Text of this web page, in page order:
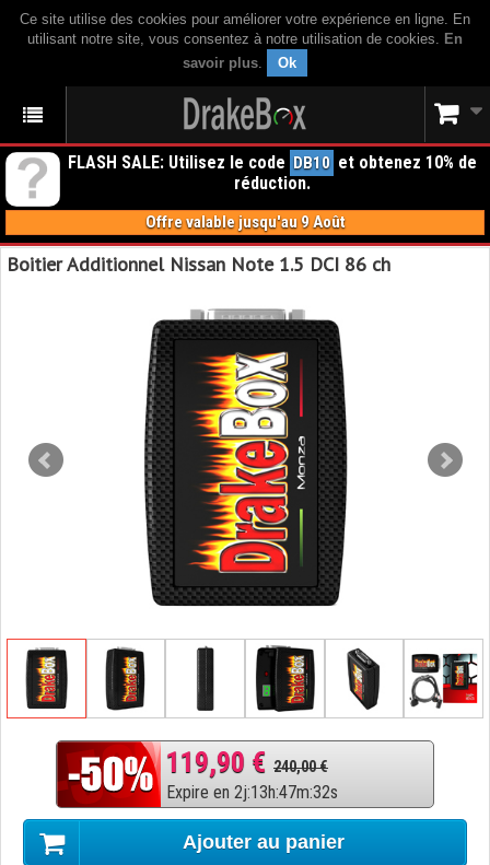
Ce site utilise des cookies pour améliorer votre expérience en ligne. En
utilisant notre site, vous consentez à notre utilisation de cookies. En
savoir plus. Ok
FLASH SALE: Utilisez le code DB10 et obtenez 10% de
réduction.
Offre valable jusqu'au 9 Août
Boitier Additionnel Nissan Note 1.5 DCI 86 ch
119,90 € 240,00 €
Expire en 2j:13h:47m:32s
Ajouter au panier